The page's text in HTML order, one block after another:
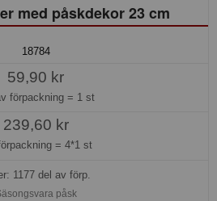
med påskdekor 23 cm
18784
59,90 kr
förpackning = 1 st
239,60 kr
= 4*1 st
1177 del av förp.
påsk